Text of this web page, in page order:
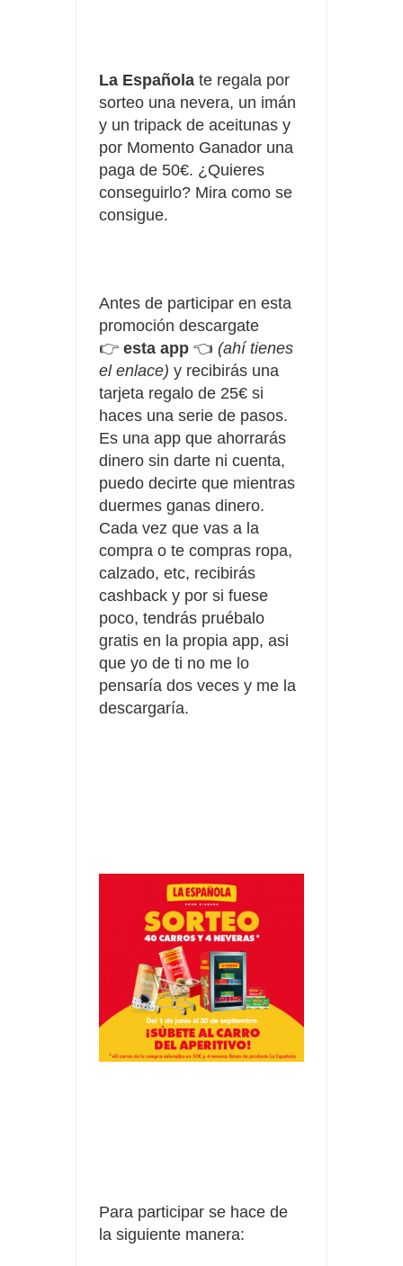
La Española te regala por
sorteo una nevera, un imán
y un tripack de aceitunas y
por Momento Ganador una
paga de 50€. ¿Quieres
conseguirlo? Mira como se
consigue.
Antes de participar en esta
promoción descargate
👉 esta app 👈 (ahí tienes
el enlace) y recibirás una
tarjeta regalo de 25€ si
haces una serie de pasos.
Es una app que ahorrarás
dinero sin darte ni cuenta,
puedo decirte que mientras
duermes ganas dinero.
Cada vez que vas a la
compra o te compras ropa,
calzado, etc, recibirás
cashback y por si fuese
poco, tendrás pruébalo
gratis en la propia app, asi
que yo de ti no me lo
pensaría dos veces y me la
descargaría.
Para participar se hace de
la siguiente manera: